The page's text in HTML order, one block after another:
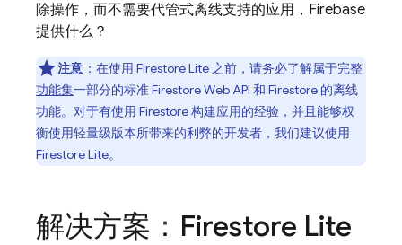
除操作，而不需要代管式离线支持的应用，Firebase
提供什么？
注意 ：在使用 Firestore Lite 之前，请务必了解属于完整
功能集一部分的标准 Firestore Web API 和 Firestore 的离线
功能。对于有使用 Firestore 构建应用的经验，并且能够权
衡使用轻量级版本所带来的利弊的开发者，我们建议使用
Firestore Lite。
解决方案：Firestore Lite